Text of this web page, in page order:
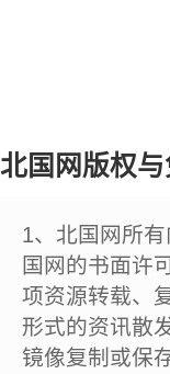
北国网版权与
1、北国网所
国网的书面许
项资源转载、
形式的资讯散
镜像复制或保